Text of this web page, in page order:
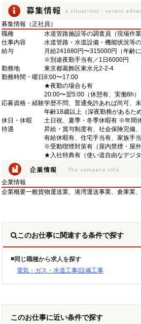
募集情報（正社員）
職種
水道管路施設等の調査員（現場作業
仕事内容
水道管路・水道設備・機能状況等
給与
月給241680円〜315000円（年齢に
※別途夜勤手当有／1日6000円
勤務地
東京都葛飾区東水元2-2-4
勤務時間・曜日 8:00〜17:00
★夜勤の場合も有
20:00〜翌5:00（休憩有、実働8h）
応募資格・経験学歴不問、普通免許あれば尚可、
年齢18歳以上（深夜勤務があるため
休日・休暇
土日祝、夏季・冬季休暇有 ※年間
待遇
昇給・賞与制度有、社会保険完備
有給休暇有、住宅手当有、家族手
※受動喫煙対策有（屋内禁煙・屋外
★入社特典有（使い道自由なデジタ
企業情報
企業概要一般貨物運送業、港湾運送事業、倉庫業
このお仕事に関連する条件で探す
同じ職種から求人を探す
電気・ガス・水道工事/設備工事
このお仕事に近い条件で探す